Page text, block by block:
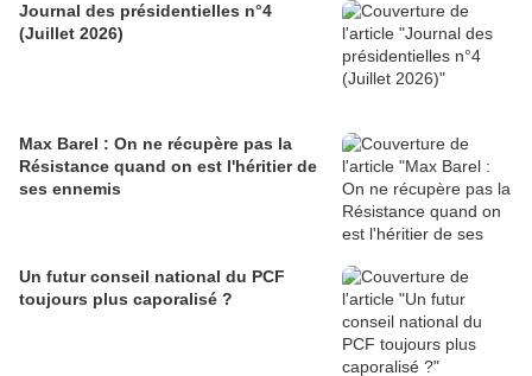
Journal des présidentielles n°4
(Juillet 2026)
Max Barel : On ne récupère pas la
Résistance quand on est l'héritier de
ses ennemis
Un futur conseil national du PCF
toujours plus caporalisé ?